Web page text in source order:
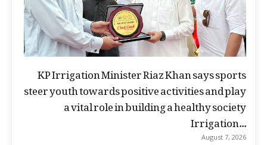
KP Irrigation Minister Riaz Khan says sports
steer youth towards positive activities and play
a vital role in building a healthy society
Irrigation...
August 7, 2026